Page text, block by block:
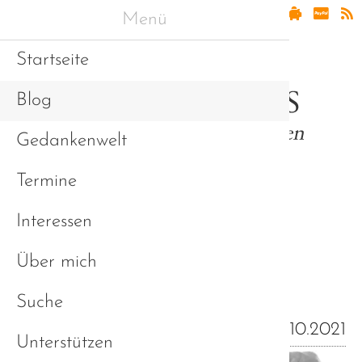
Erfahrungen und
Sichtweisen (Blog)
11.10.2021
Menü
Startseite
Blog
Gedankenwelt
Termine
Interessen
Über mich
Suche
Unterstützen